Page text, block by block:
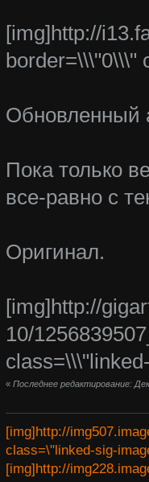
[img]http://
border=\\\"0\\\"
Обновленный
Пока только
все-равно с
Оригинал.
[img]http://
10/
« Последнее редактирование:
[img]http://
class=\"linked-sig-
[img]http://